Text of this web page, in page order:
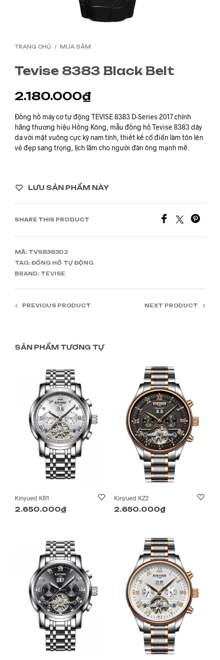
TRANG CHỦ / MUA SẮM
Tevise 8383 Black Belt
2.180.000₫
Đồng hồ máy cơ tự động TEVISE 8383 D-Series 2017 chính
hãng thương hiệu Hồng Kông, mẫu đồng hồ Tevise 8383 dây
da với mặt vuông cực kỳ nam tính, thiết kế cổ điển làm tôn lên
vẻ đẹp sang trọng, lịch lãm cho người đàn ông mạnh mẽ.
LƯU SẢN PHẨM NÀY
SHARE THIS PRODUCT
MÃ: TVS8383D2
TAG: ĐỒNG HỒ TỰ ĐỘNG
BRAND: TEVISE
PREVIOUS PRODUCT NEXT PRODUCT
SẢN PHẨM TƯƠNG TỰ
Kinyued KR1
2.650.000₫
Kinyued KZ2
2.650.000₫